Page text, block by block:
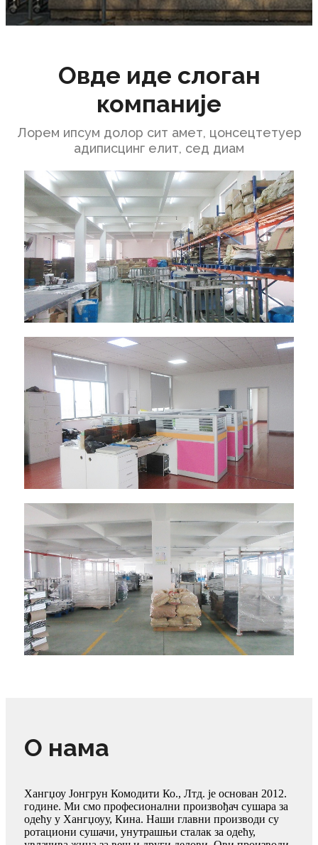
Овде иде слоган
компаније
Лорем ипсум долор сит амет, цонсецтетуер
адиписцинг елит, сед диам
О нама
Хангџоу Јонгрун Комодити Ко., Лтд. је основан 2012.
године. Ми смо професионални произвођач сушара за
одећу у Хангџоуу, Кина. Наши главни производи су
ротациони сушачи, унутрашњи сталак за одећу,